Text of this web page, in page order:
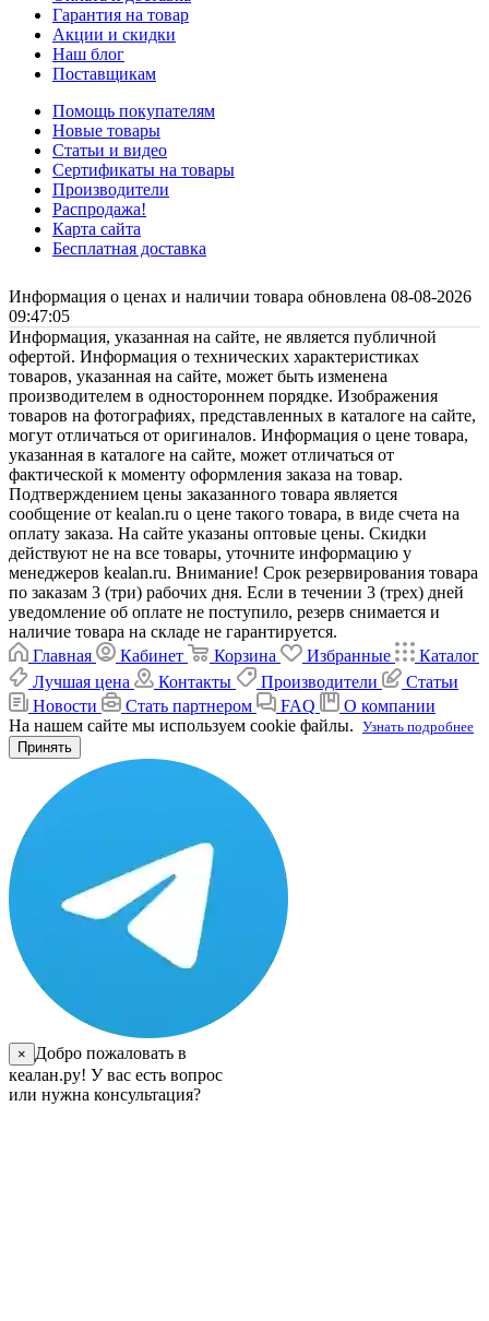
Гарантия на товар
Акции и скидки
Наш блог
Поставщикам
Помощь покупателям
Новые товары
Статьи и видео
Сертификаты на товары
Производители
Распродажа!
Карта сайта
Бесплатная доставка
Информация о ценах и наличии товара обновлена 08-08-2026
09:47:05
Информация, указанная на сайте, не является публичной
офертой. Информация о технических характеристиках
товаров, указанная на сайте, может быть изменена
производителем в одностороннем порядке. Изображения
товаров на фотографиях, представленных в каталоге на сайте,
могут отличаться от оригиналов. Информация о цене товара,
указанная в каталоге на сайте, может отличаться от
фактической к моменту оформления заказа на товар.
Подтверждением цены заказанного товара является
сообщение от kealan.ru о цене такого товара, в виде счета на
оплату заказа. На сайте указаны оптовые цены. Скидки
действуют не на все товары, уточните информацию у
менеджеров kealan.ru. Внимание! Срок резервирования товара
по заказам 3 (три) рабочих дня. Если в течении 3 (трех) дней
уведомление об оплате не поступило, резерв снимается и
наличие товара на складе не гарантируется.
Главная
Кабинет Корзина Избранные
Каталог
Лучшая цена
Контакты Производители
Статьи
Новости
Стать партнером FAQ
О компании
На нашем сайте мы используем cookie файлы. Узнать подробнее
Принять
×
Добро пожаловать в
кеалан.ру! У вас есть вопрос
или нужна консультация?